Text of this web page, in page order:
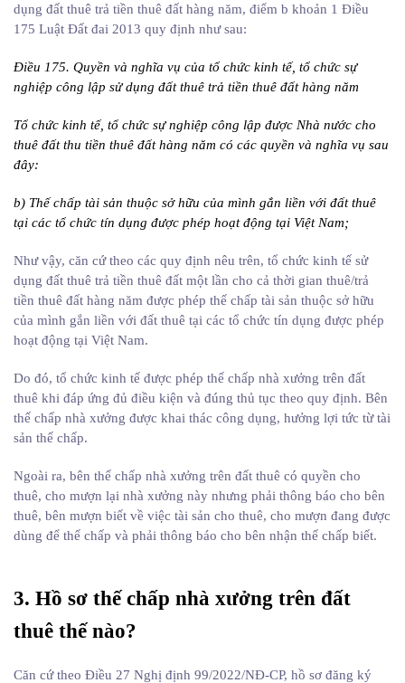
dụng đất thuê trả tiền thuê đất hàng năm, điểm b khoản 1 Điều
175 Luật Đất đai 2013 quy định như sau:
Điều 175. Quyền và nghĩa vụ của tổ chức kinh tế, tổ chức sự
nghiệp công lập sử dụng đất thuê trả tiền thuê đất hàng năm
Tổ chức kinh tế, tổ chức sự nghiệp công lập được Nhà nước cho
thuê đất thu tiền thuê đất hàng năm có các quyền và nghĩa vụ sau
đây:
b) Thế chấp tài sản thuộc sở hữu của mình gắn liền với đất thuê
tại các tổ chức tín dụng được phép hoạt động tại Việt Nam;
Như vậy, căn cứ theo các quy định nêu trên, tổ chức kinh tế sử
dụng đất thuê trả tiền thuê đất một lần cho cả thời gian thuê/trả
tiền thuê đất hàng năm được phép thế chấp tài sản thuộc sở hữu
của mình gắn liền với đất thuê tại các tổ chức tín dụng được phép
hoạt động tại Việt Nam.
Do đó, tổ chức kinh tế được phép thế chấp nhà xưởng trên đất
thuê khi đáp ứng đủ điều kiện và đúng thủ tục theo quy định. Bên
thế chấp nhà xưởng được khai thác công dụng, hưởng lợi tức từ tài
sản thế chấp.
Ngoài ra, bên thế chấp nhà xưởng trên đất thuê có quyền cho
thuê, cho mượn lại nhà xưởng này nhưng phải thông báo cho bên
thuê, bên mượn biết về việc tài sản cho thuê, cho mượn đang được
dùng để thế chấp và phải thông báo cho bên nhận thế chấp biết.
3. Hồ sơ thế chấp nhà xưởng trên đất
thuê thế nào?
Căn cứ theo Điều 27 Nghị định 99/2022/NĐ-CP, hồ sơ đăng ký